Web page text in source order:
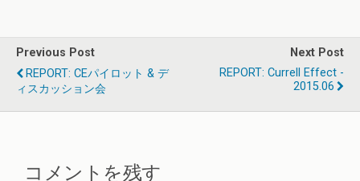
Previous Post
REPORT: CEパイロット & デ
ィスカッション会
Next Post
REPORT: Currell Effect -
2015.06
コメントを残す